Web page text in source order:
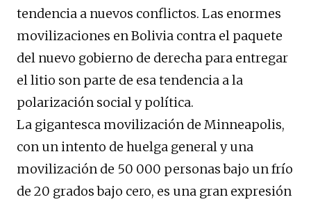
tendencia a nuevos conflictos. Las enormes
movilizaciones en Bolivia contra el paquete
del nuevo gobierno de derecha para entregar
el litio son parte de esa tendencia a la
polarización social y política.
La gigantesca movilización de Minneapolis,
con un intento de huelga general y una
movilización de 50 000 personas bajo un frío
de 20 grados bajo cero, es una gran expresión